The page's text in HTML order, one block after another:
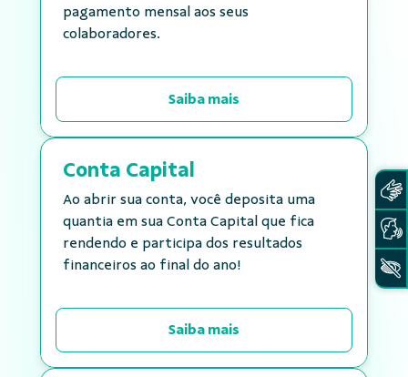
pagamento mensal aos seus
colaboradores.
Saiba mais
Conta Capital
Ao abrir sua conta, você deposita uma
quantia em sua Conta Capital que fica
rendendo e participa dos resultados
financeiros ao final do ano!
Saiba mais